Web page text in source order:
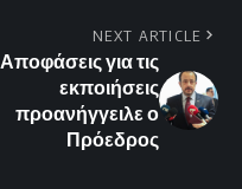
NEXT ARTICLE
Αποφάσεις για τις
εκποιήσεις
προανήγγειλε ο
Πρόεδρος